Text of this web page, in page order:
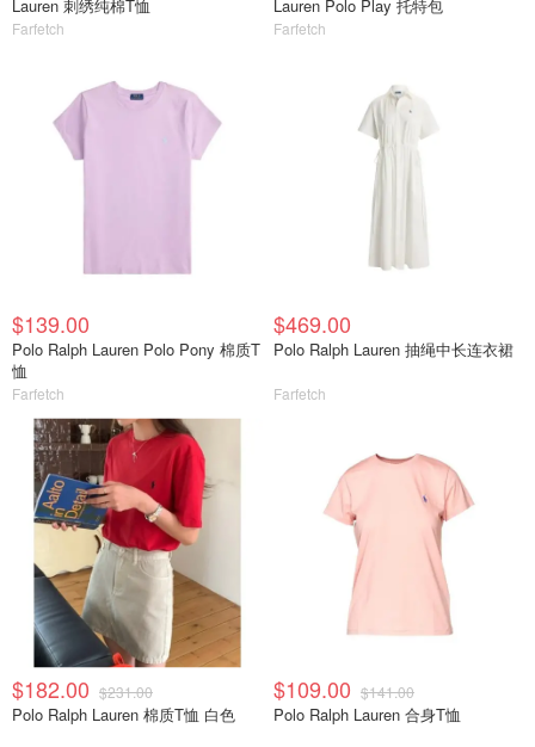
Lauren 刺绣纯棉T恤
Farfetch
Lauren Polo Play 托特包
Farfetch
$139.00
Polo Ralph Lauren Polo Pony 棉质T
恤
Farfetch
$469.00
Polo Ralph Lauren 抽绳中长连衣裙
Farfetch
$182.00 $231.00
Polo Ralph Lauren 棉质T恤 白色
$109.00 $141.00
Polo Ralph Lauren 合身T恤